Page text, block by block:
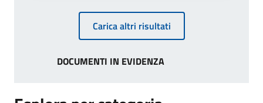
Carica altri risultati
DOCUMENTI IN EVIDENZA